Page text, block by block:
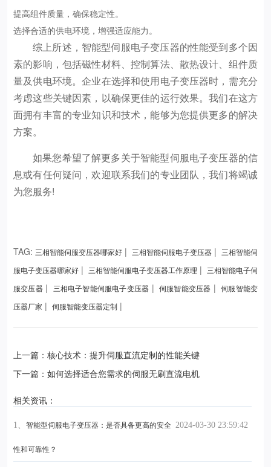
提高组件质量，确保稳定性。
选择合适的供电环境，增强适应能力。
综上所述，智能型伺服电子变压器的性能受到多个因
素的影响，包括磁性材料、控制算法、散热设计、组件质
量及供电环境。企业在选择和使用电子变压器时，需充分
考虑这些关键因素，以确保更佳的运行效果。我们在这方
面拥有丰富的专业知识和技术，能够为您提供更多的解决
方案。
如果您希望了解更多关于智能型伺服电子变压器的信
息或有任何疑问，欢迎联系我们的专业团队，我们将竭诚
为您服务!
TAG: 三相智能伺服变压器哪家好 | 三相智能伺服电子变压器 | 三相智能伺
服电子变压器哪家好 | 三相智能伺服电子变压器工作原理 | 三相智能电子伺
服变压器| 三相电子智能伺服电子变压器 | 伺服智能变压器 |伺服智能变
压器厂家 | 伺服智能变压器定制 |
上一篇：核心技术：提升伺服直流定制的性能关键
下一篇：如何选择适合您需求的伺服无刷直流电机
相关资讯：
2024-03-30 23:59:42
1、 智能型伺服电子变压器：是否具备更高的安全
性和可靠性？